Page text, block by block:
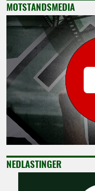
MOTSTANDSMEDIA
NEDLASTINGER